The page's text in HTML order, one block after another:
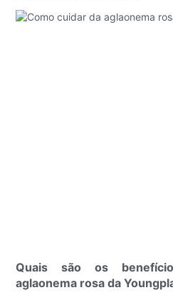
Quais são os
aglaonema rosa da